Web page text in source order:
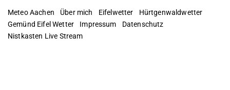
Meteo Aachen Über mich Eifelwetter
Hürtgenwaldwetter
Gemünd Eifel Wetter
Impressum
Datenschutz
Nistkasten Live Stream